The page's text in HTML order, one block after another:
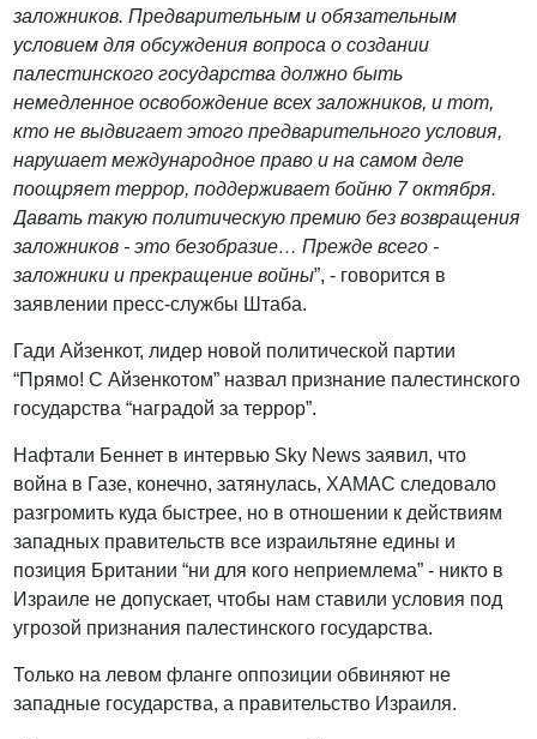
заложников. Предварительным и обязательным
условием для обсуждения вопроса о создании
палестинского государства должно быть
немедленное освобождение всех заложников, и тот,
кто не выдвигает этого предварительного условия,
нарушает международное право и на самом деле
поощряет террор, поддерживает бойню 7 октября.
Давать такую политическую премию без возвращения
заложников - это безобразие… Прежде всего -
заложники и прекращение войны”, - говорится в
заявлении пресс-службы Штаба.
Гади Айзенкот, лидер новой политической партии
“Прямо! С Айзенкотом” назвал признание палестинского
государства “наградой за террор”.
Нафтали Беннет в интервью Sky News заявил, что
война в Газе, конечно, затянулась, ХАМАС следовало
разгромить куда быстрее, но в отношении к действиям
западных правительств все израильтяне едины и
позиция Британии “ни для кого неприемлема” - никто в
Израиле не допускает, чтобы нам ставили условия под
угрозой признания палестинского государства.
Только на левом фланге оппозиции обвиняют не
западные государства, а правительство Израиля.